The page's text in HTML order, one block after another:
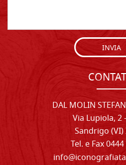
INVIA
DAL MOLIN
Via Lupiola, 2
Sandrigo (VI)
Tel. e Fax